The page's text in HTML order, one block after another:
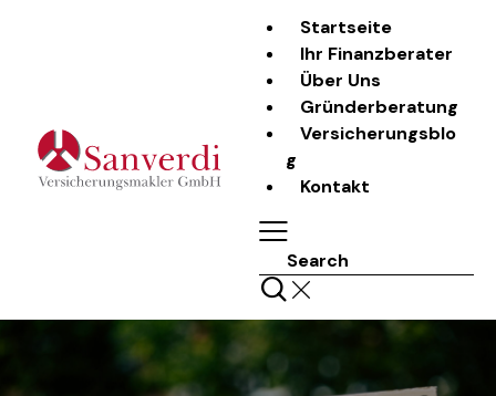
Startseite
Ihr Finanzberater
Über Uns
Gründerberatung
Versicherungsblo
g
Kontakt
Search